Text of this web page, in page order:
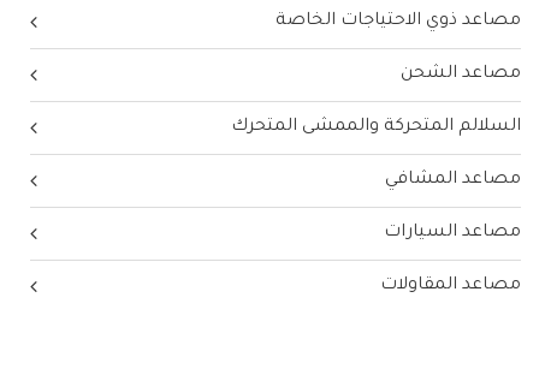
مصاعد ذوي الاحتياجات الخاصة
مصاعد الشحن
السلالم المتحركة والممشى المتحرك
مصاعد المشافي
مصاعد السيارات
مصاعد المقاولات